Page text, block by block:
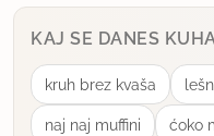
KAJ SE DANES
kruh brez kvaša
naj naj muffini ćoko